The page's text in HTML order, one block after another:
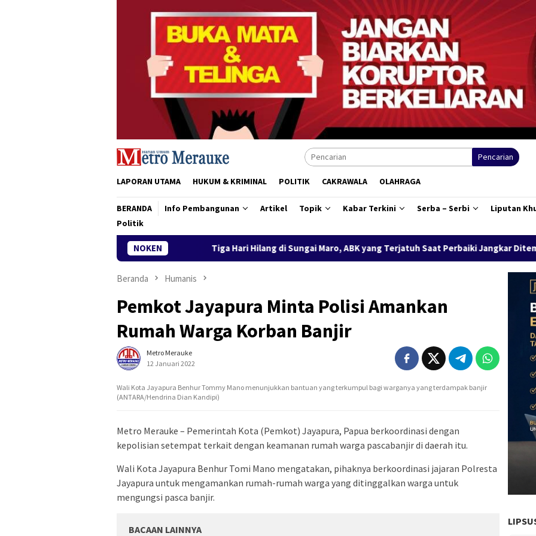
Pencarian
LAPORAN UTAMA HUKUM & KRIMINAL POLITIK CAKRAWALA OLAHRAGA
BERANDA Info Pembangunan Artikel Topik Kabar Terkini Serba – Serbi
Liputan
Politik
NOKEN
Tiga Hari Hilang di Sungai Maro, ABK yang Terjatuh Saat Perbaiki Jangkar Ditemukan Meninggal
Beranda Humanis
Pemkot Jayapura Minta Polisi Amankan
Rumah Warga Korban Banjir
Metro Merauke
12 Januari 2022
Wali Kota Jayapura Benhur Tommy Mano menunjukkan bantuan yang terkumpul bagi warganya yang terdampak banjir
(ANTARA/Hendrina Dian Kandipi)
Metro Merauke – Pemerintah Kota (Pemkot) Jayapura, Papua berkoordinasi dengan
kepolisian setempat terkait dengan keamanan rumah warga pascabanjir di daerah itu.
Wali Kota Jayapura Benhur Tomi Mano mengatakan, pihaknya berkoordinasi jajaran Polresta
Jayapura untuk mengamankan rumah-rumah warga yang ditinggalkan warga untuk
mengungsi pasca banjir.
BACAAN LAINNYA